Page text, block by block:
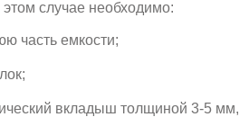
случае необходимо:
часть емкости;
вкладыш толщиной 3-5 мм,